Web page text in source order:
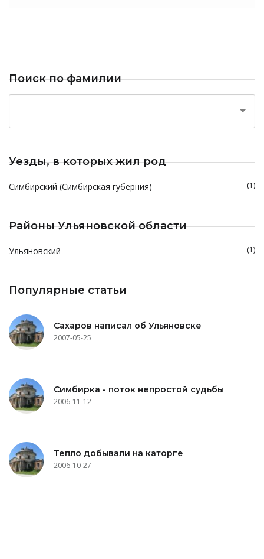
Поиск по фамилии
Уезды, в которых жил род
Симбирский (Симбирская губерния) (1)
Районы Ульяновской области
Ульяновский (1)
Популярные статьи
Сахаров написал об Ульяновске
2007-05-25
Симбирка - поток непростой судьбы
2006-11-12
Тепло добывали на каторге
2006-10-27